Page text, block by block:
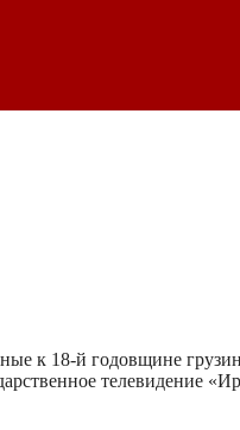
к 18-й годовщине
телевидение